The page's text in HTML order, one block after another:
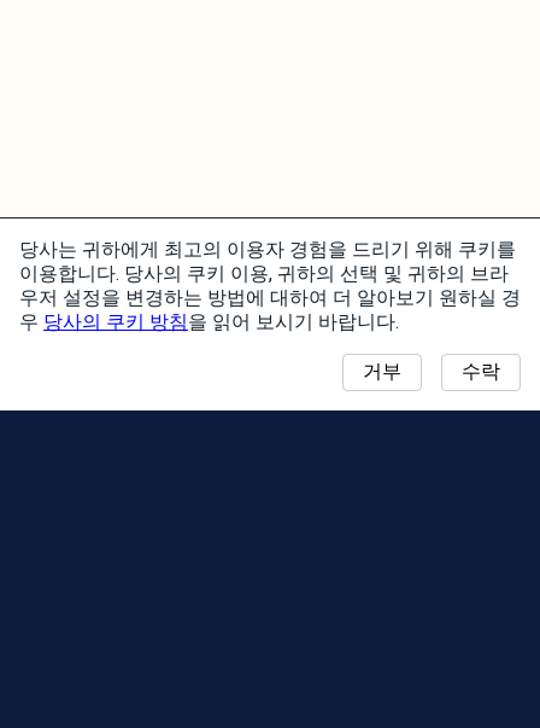
당사는 귀하에게 최고의 이용자 경험을 드리기 위해 쿠키를
이용합니다. 당사의 쿠키 이용, 귀하의 선택 및 귀하의 브라
우저 설정을 변경하는 방법에 대하여 더 알아보기 원하실 경
우 당사의 쿠키 방침을 읽어 보시기 바랍니다.
수락
거부